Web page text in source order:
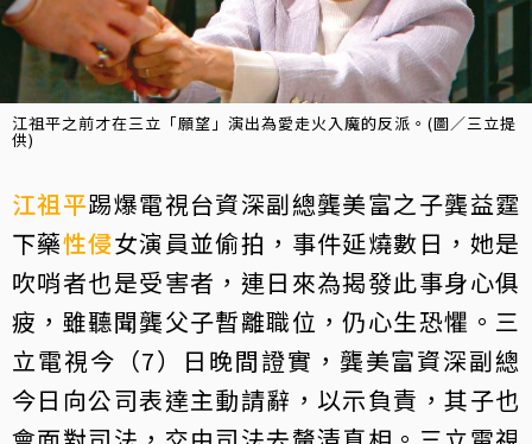
江祖平之前才在三立「願望」演出為愛走火入魔的反派。(圖／三立提
供)
江祖平踢爆電視台資深副總龔美富之子龔益霆
下藥性侵女演員並偷拍，事件延燒數日，她是
吹哨者也是受害者，連日來為揭發此事身心俱
疲，雖聽聞龔父子暫離職位，仍心生恐懼。三
立電視今（7）日晚間證實，龔美富資深副總
今日向公司表達主動請辭，以示負責，其子也